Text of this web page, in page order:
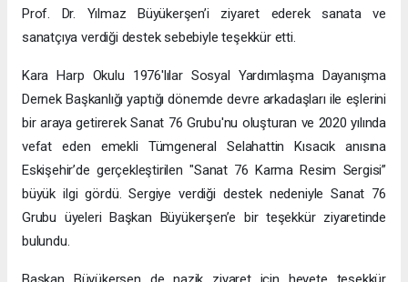
Prof. Dr. Yılmaz Büyükerşen’i ziyaret ederek sanata ve
sanatçıya verdiği destek sebebiyle teşekkür etti.
Kara Harp Okulu 1976'lılar Sosyal Yardımlaşma Dayanışma
Dernek Başkanlığı yaptığı dönemde devre arkadaşları ile eşlerini
bir araya getirerek Sanat 76 Grubu'nu oluşturan ve 2020 yılında
vefat eden emekli Tümgeneral Selahattin Kısacık anısına
Eskişehir’de gerçekleştirilen "Sanat 76 Karma Resim Sergisi”
büyük ilgi gördü. Sergiye verdiği destek nedeniyle Sanat 76
Grubu üyeleri Başkan Büyükerşen’e bir teşekkür ziyaretinde
bulundu.